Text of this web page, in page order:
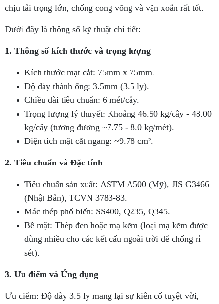
chịu tải trọng lớn, chống cong võng và vặn xoắn rất tốt.
Dưới đây là thông số kỹ thuật chi tiết:
1. Thông số kích thước và trọng lượng
Kích thước mặt cắt: 75mm x 75mm.
Độ dày thành ống: 3.5mm (3.5 ly).
Chiều dài tiêu chuẩn: 6 mét/cây.
Trọng lượng lý thuyết: Khoảng 46.50 kg/cây - 48.00
kg/cây (tương đương ~7.75 - 8.0 kg/mét).
Diện tích mặt cắt ngang: ~9.78 cm².
2. Tiêu chuẩn và Đặc tính
Tiêu chuẩn sản xuất: ASTM A500 (Mỹ), JIS G3466
(Nhật Bản), TCVN 3783-83.
Mác thép phổ biến: SS400, Q235, Q345.
Bề mặt: Thép đen hoặc mạ kẽm (loại mạ kẽm được
dùng nhiều cho các kết cấu ngoài trời để chống rỉ
sét).
3. Ưu điểm và Ứng dụng
Ưu điểm: Độ dày 3.5 ly mang lại sự kiên cố tuyệt vời,